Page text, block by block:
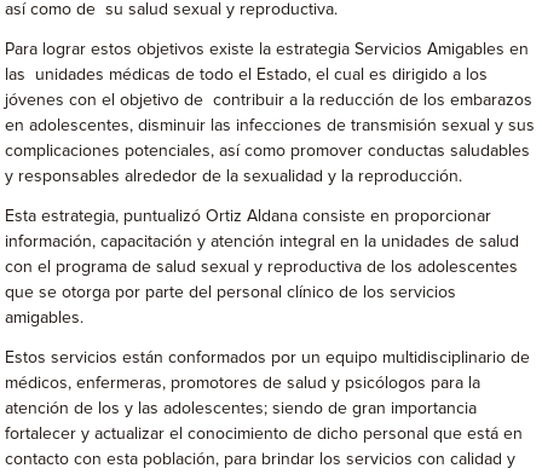
así como de su salud sexual y reproductiva.
Para lograr estos objetivos existe la estrategia Servicios Amigables en
las unidades médicas de todo el Estado, el cual es dirigido a los
jóvenes con el objetivo de contribuir a la reducción de los embarazos
en adolescentes, disminuir las infecciones de transmisión sexual y sus
complicaciones potenciales, así como promover conductas saludables
y responsables alrededor de la sexualidad y la reproducción.
Esta estrategia, puntualizó Ortiz Aldana consiste en proporcionar
información, capacitación y atención integral en la unidades de salud
con el programa de salud sexual y reproductiva de los adolescentes
que se otorga por parte del personal clínico de los servicios
amigables.
Estos servicios están conformados por un equipo multidisciplinario de
médicos, enfermeras, promotores de salud y psicólogos para la
atención de los y las adolescentes; siendo de gran importancia
fortalecer y actualizar el conocimiento de dicho personal que está en
contacto con esta población, para brindar los servicios con calidad y